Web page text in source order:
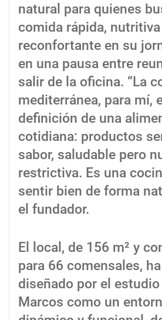
natural para quienes
comida rápida,
reconfortante en su
en una pausa entre
salir de la oficina. “La
mediterránea, para mí,
definición de una
cotidiana: productos
sabor, saludable pero
restrictiva. Es una
sentir bien de forma
el fundador.
El local, de 156 m² y
para 66 comensales,
diseñado por el
Marcos como un